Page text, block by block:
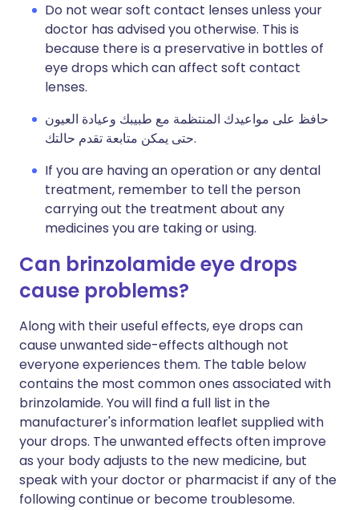
Do not wear soft contact lenses unless your
doctor has advised you otherwise. This is
because there is a preservative in bottles of
eye drops which can affect soft contact
lenses.
حافظ على مواعيدك المنتظمة مع طبيبك وعيادة العيون
حتى يمكن متابعة تقدم حالتك.
If you are having an operation or any dental
treatment, remember to tell the person
carrying out the treatment about any
medicines you are taking or using.
Can brinzolamide eye drops
cause problems?
Along with their useful effects, eye drops can
cause unwanted side-effects although not
everyone experiences them. The table below
contains the most common ones associated with
brinzolamide. You will find a full list in the
manufacturer's information leaflet supplied with
your drops. The unwanted effects often improve
as your body adjusts to the new medicine, but
speak with your doctor or pharmacist if any of the
following continue or become troublesome.